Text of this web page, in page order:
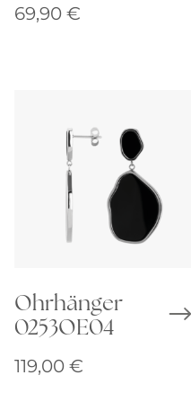
69,90 €
Ohrhänger
0253OE04
119,00 €